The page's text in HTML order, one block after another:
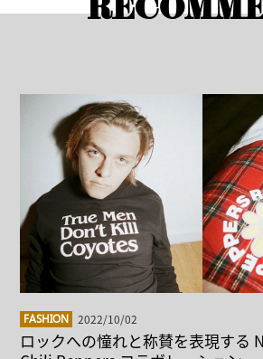
FASHION 2022/10/02
ロックへの憧れと称賛を表現する